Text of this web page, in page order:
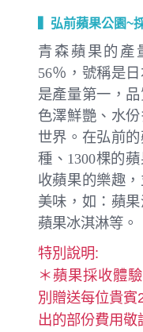
▍弘前蘋果公園~
青森蘋果的產
56％，號稱是
是產量第一，
色澤鮮艷、水
世界。在弘前
種、1300棵的
收蘋果的樂趣
美味，如：蘋
蘋果冰淇淋等。
特別說明:
＊蘋果採收體
別贈送每位貴賓
出的部份費用敬